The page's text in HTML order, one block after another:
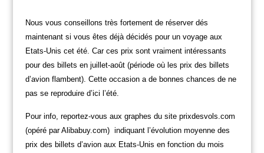
Nous vous conseillons très fortement de réserver dés
maintenant si vous êtes déjà décidés pour un voyage aux
Etats-Unis cet été. Car ces prix sont vraiment intéressants
pour des billets en juillet-août (période où les prix des billets
d’avion flambent). Cette occasion a de bonnes chances de ne
pas se reproduire d’ici l’été.
Pour info, reportez-vous aux graphes du site prixdesvols.com
(opéré par Alibabuy.com) indiquant l’évolution moyenne des
prix des billets d’avion aux Etats-Unis en fonction du mois